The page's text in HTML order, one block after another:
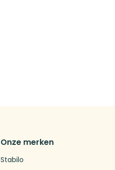
Onze merken
Stabilo